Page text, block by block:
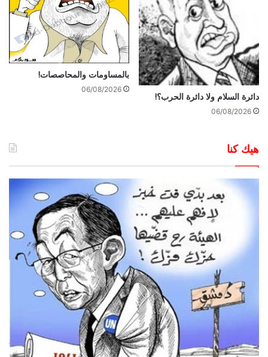
دائرة السلام ولا دائرة الحرب؟!
06/08/2026
بالمساومات والمحاصصات!
06/08/2026
هيك كنا